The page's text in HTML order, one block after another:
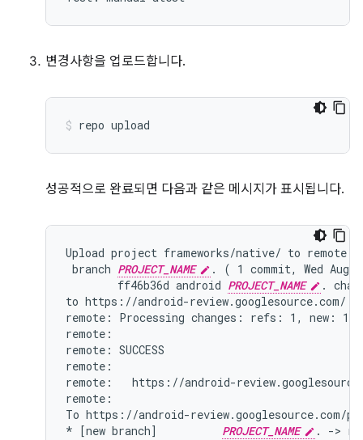
변경사항을 업로드합니다.
repo upload
성공적으로 완료되면 다음과 같은 메시지가 표시됩니다.
Upload project frameworks/native/ to remote
branch PROJECT_NAME
. ( 1 commit, Wed Aug
        ff46b36d android
PROJECT_NAME
.
to https://android-review.googlesource.com/
remote: Processing changes: refs: 1, new: 1,
remote:
remote: SUCCESS
remote:
remote:   https://android-
remote:
To https://android-review.googlesource.com/
* [new branch] PROJECT_NAME